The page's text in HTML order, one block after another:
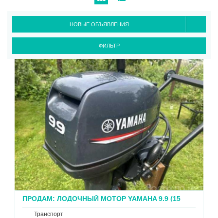
НОВЫЕ ОБЪЯВЛЕНИЯ
ФИЛЬТР
ПРОДАМ: ЛОДОЧНЫЙ МОТОР YAMAHA 9.9 (15
Транспорт